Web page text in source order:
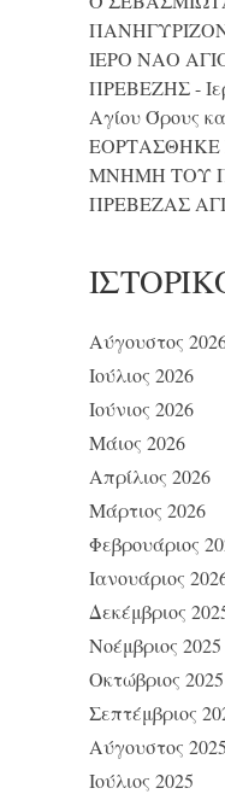
ΙΕΡΟ ΝΑΟ
ΠΡΕΒΕΖΗΣ -
Αγίου Όρους
ΕΟΡΤΑΣΘΗΚΕ
ΜΝΗΜΗ ΤΟΥ
ΠΡΕΒΕΖΑΣ
Αύγουστος
Ιούλιος 2026
Ιούνιος 2026
Μάιος 2026
Απρίλιος 2026
Μάρτιος 2026
Φεβρουάριος
Ιανουάριος
Δεκέμβριος
Νοέμβριος 2025
Οκτώβριος 2025
Σεπτέμβριος
Αύγουστος 2025
Ιούλιος 2025